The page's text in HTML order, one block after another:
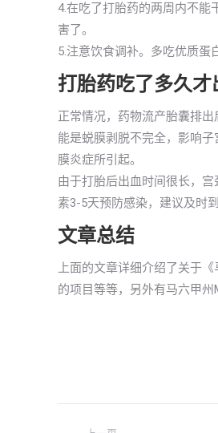
4.在吃了打胎药的两周内不能
害了。
5.注意饮食调补。多吃优质蛋
打胎药吃了多久才
正常情况，药物流产胎囊排
能是蜕膜剥脱不完全，影响
膜炎症所引起。
由于打胎后出血时间很长，
素3-5天预防感染，建议及时
文章总结
上面的文章详细介绍了关于
的项目等等，另外有马六甲州